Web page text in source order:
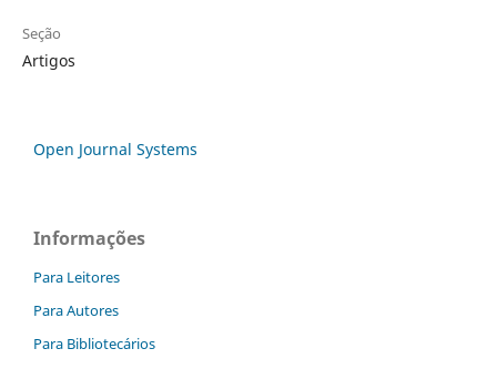
Seção
Artigos
Open Journal Systems
Informações
Para Leitores
Para Autores
Para Bibliotecários